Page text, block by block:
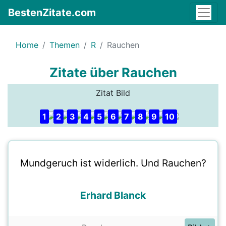
BestenZitate.com
Home Themen R Rauchen
Zitate über Rauchen
Zitat Bild
1 2 3 4 5 6 7 8 9 10
Mundgeruch ist widerlich. Und Rauchen?
Erhard Blanck